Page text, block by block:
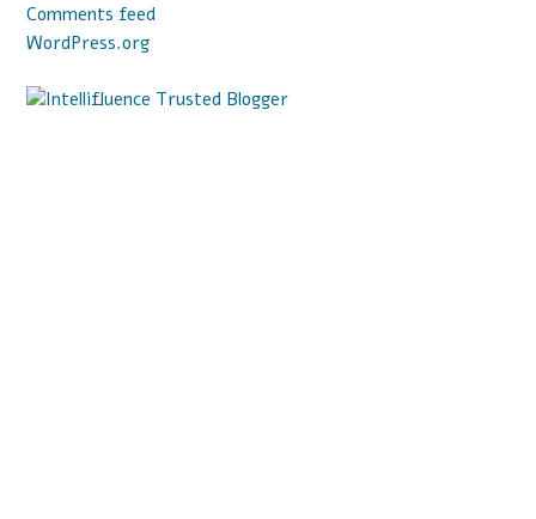
Comments feed
WordPress.org